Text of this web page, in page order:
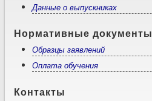
Данные о выпускниках
Нормативные документы
Образцы заявлений
Оплата обучения
Контакты